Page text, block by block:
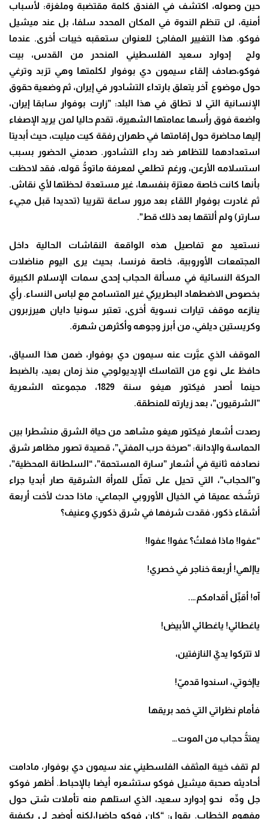
حين وصوله، اكتشف في الفندق كلمة مقتضبة وملغزة: لأسباب
أمنية، لن تنظم الندوة في المكان المحدد سلفا، بل عند ميشيل
فوكو. هذا التغيير المفاجئ للعنوان ستعقبه خيبات أخرى. عندما
ولج إدوارد سعيد الفلسطيني المنحدر من القدس، بيت
فوكو،صادف إلقاء سيمون دي بوفوار لكلمتها وهي تزبد وترغي
حول موضوع آخر يتعلق بارتداء التشادور في إيران، ثم وضعية حقوق
الإنسانية التي لا تطاق في هذا البلد: ”زارت بوفوار سابقا إيران،
واضعة فوق رأسها عمامتها الشهيرة، تقدم حاليا لمن يريد الإصغاء
إليها محاضرة حول إقامتها في طهران رفقة كيت ميليت، حيث أبديتا
استعدادهما للتظاهر ضد رداء التشادور. صدمني الحضور بسبب
استسلامه الأرعن، ورغم تطلعي لمعرفة ماتودُّ قوله، فقد لاحظت
بأنها كانت خاصة معتزة بنفسها، غير مستعدة لحظتها لأي نقاش.
ثم غادرت بوفوار اللقاء بعد مرور ساعة تقريبا (تحديدا قبل مجيء
سارتر) ولم ألتقها بعد ذلك قط”.
نستعيد مع تفاصيل هذه الواقعة النقاشات الحالية داخل
المجتمعات الأوروبية، خاصة فرنسا، بحيث يرى اليوم مناضلات
الحركة النسائية في مسألة الحجاب إحدى سمات الإسلام الكبيرة
بخصوص الاضطهاد البطريركي غير المتسامح مع لباس النساء. رأي
ينازعه موقف تيارات نسوية أخرى، تعتبر سونيا دايان هيرزبرون
وكريستين ديلفي، من أبرز وجوهه وأكثرهن شهرة.
الموقف الذي عبَّرت عنه سيمون دي بوفوار، ضمن هذا السياق،
حافظ على نوع من التماسك الإيديولوجي منذ زمان بعيد، بالضبط
حينما أصدر فيكتور هيغو سنة 1829، مجموعته الشعرية
”الشرقيون”، بعد زيارته للمنطقة.
رصدت أشعار فيكتور هيغو مشاهد من حياة الشرق منشطرا بين
الحماسة والإدانة: “صرخة حرب المفتي”، قصيدة تصور مظاهر شرق
نصادفه ثانية في أشعار ”سارة المستحمة”، “السلطانة المحظية”،
و”الحجاب”، التي تحيل على تمثّل للمرأة الشرقية صار أبديا جراء
ترسُّخه عميقا في الخيال الأوروبي الجماعي: ماذا حدث لأخت أربعة
أشقاء ذكور، فقدت شرفها في شرق ذكوري وعنيف؟
“عفوا! ماذا فعلتُ؟ عفوا! عفوا!
ياإلهي! أربعة خناجر في خصري!
آه! أقبِّل أقدامكم….
ياغطائي! ياغطائي الأبيض!
لا تتركوا يديّ النازفتين،
ياإخوتي، اسندوا قدميّ!
فأمام نظراتي التي خمد بريقها
يمتدُّ حجاب من الموت…
لم تقف خيبة المثقف الفلسطيني عند سيمون دي بوفوار، مادامت
أحاديثه صحبة ميشيل فوكو ستشعره أيضا بالإحباط. أظهر فوكو
جل ودِّه نحو إدوارد سعيد، الذي استلهم منه تأملات شتى حول
مفهوم الخطاب. يقول: “كان فوكو حاضرا،لكنه أوضح لي بكيفية